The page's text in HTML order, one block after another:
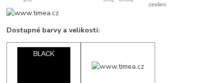
Dostupné barvy a velikosti: